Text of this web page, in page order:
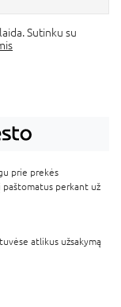
Sutinku su
prie prekės
perkant už
atlikus užsakymą